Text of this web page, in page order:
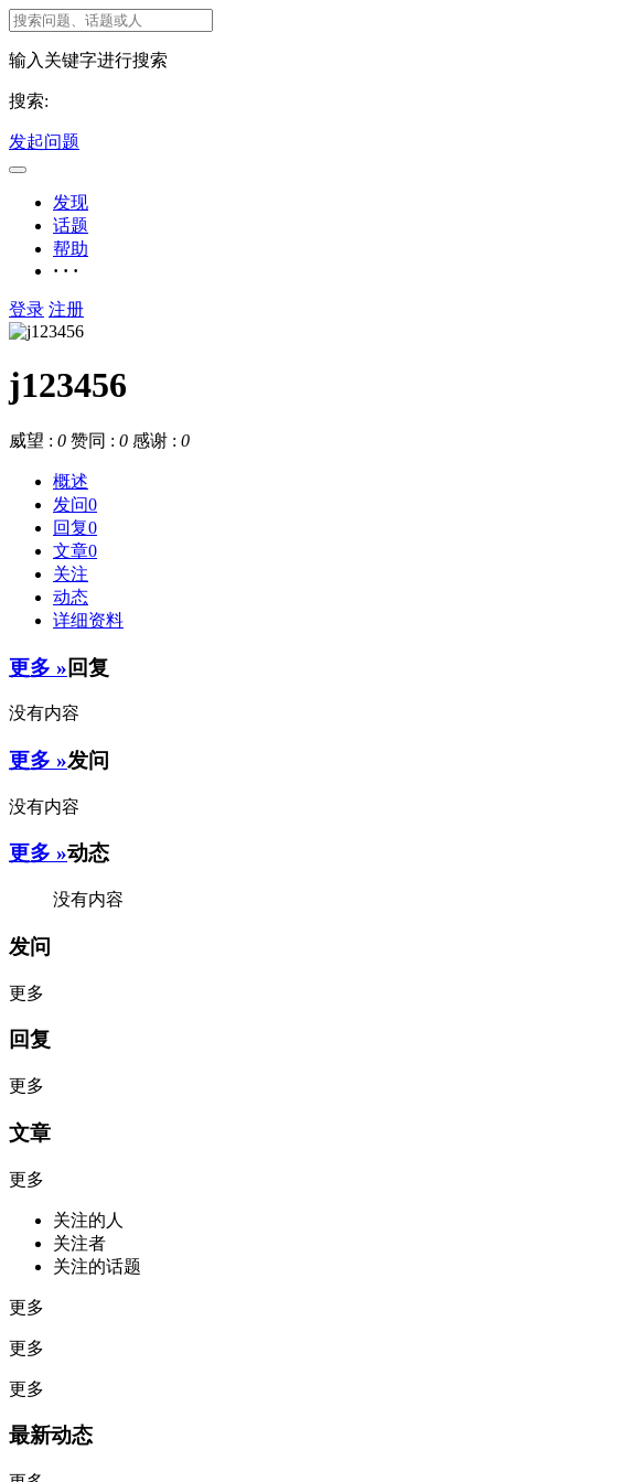
输入关键字进行搜索
搜索:
发起问题
发现
话题
帮助
· · ·
登录 注册
j123456
威望 : 0 赞同 : 0 感谢 : 0
概述
发问0
回复0
文章0
关注
动态
详细资料
更多 »回复
没有内容
更多 »发问
没有内容
更多 »动态
没有内容
发问
更多
回复
更多
文章
更多
关注的人
关注者
关注的话题
更多
更多
更多
最新动态